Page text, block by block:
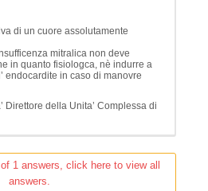
di un cuore assolutamente
mitralica non deve
in quanto fisiologca, nè indurre a
endocardite in caso di manovre
Direttore della Unita’ Complessa di
1 answers, click here to view all
answers.